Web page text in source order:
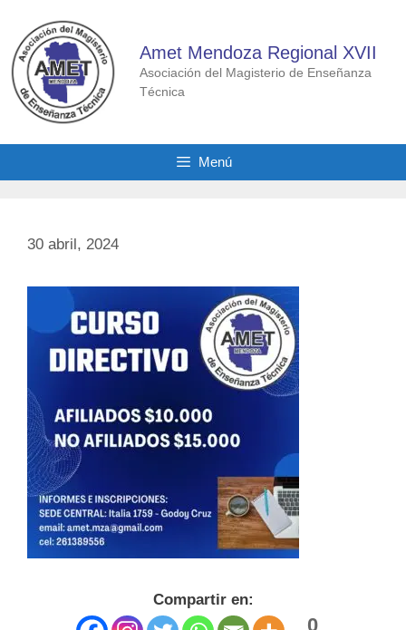
contenido
Amet Mendoza Regional XVII
Asociación del Magisterio de Enseñanza
Técnica
Menú
30 abril, 2024
Compartir en:
0